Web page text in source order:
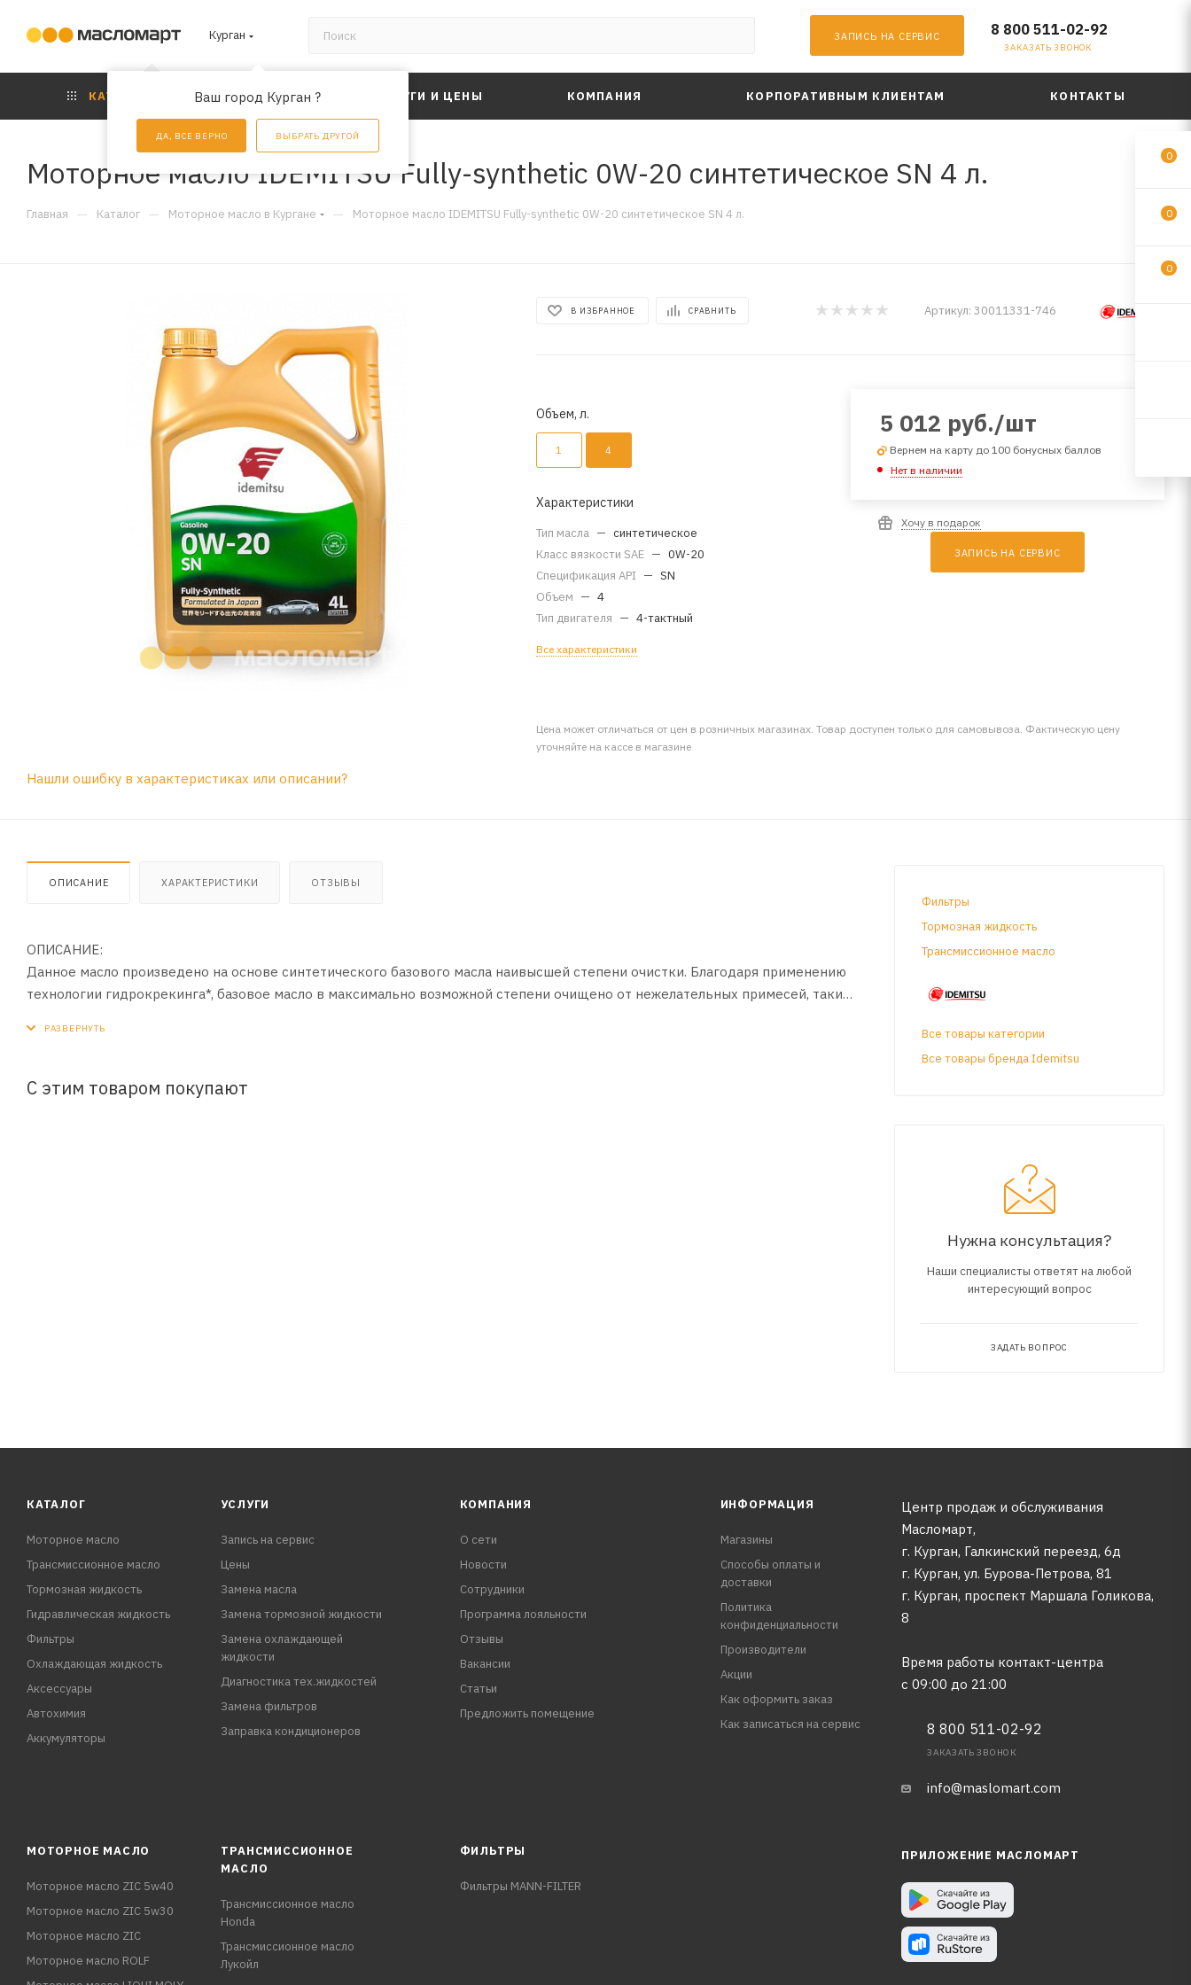
Курган
Ваш город Курган ?
ДА, ВСЕ ВЕРНО ВЫБРАТЬ ДРУГОЙ
ЗАПИСЬ НА СЕРВИС 8 800 511-02-92
ЗАКАЗАТЬ ЗВОНОК
КАТАЛОГ АКЦИИ УСЛУГИ И ЦЕНЫ КОМПАНИЯ КОРПОРАТИВНЫМ КЛИЕНТАМ КОНТАКТЫ
Моторное масло IDEMITSU Fully-synthetic 0W-20 синтетическое SN 4 л.
Главная — Каталог — Моторное масло в Кургане — Моторное масло IDEMITSU Fully-synthetic 0W-20 синтетическое SN 4 л.
В ИЗБРАННОЕ СРАВНИТЬ Артикул: 30011331-746
Объем, л.
1 4
Характеристики
Тип масла — синтетическое
Класс вязкости SAE — 0W-20
Спецификация API — SN
Объем — 4
Тип двигателя — 4-тактный
Все характеристики
5 012 руб./шт
Вернем на карту до 100 бонусных баллов
Нет в наличии
Хочу в подарок
ЗАПИСЬ НА СЕРВИС
Цена может отличаться от цен в розничных магазинах. Товар доступен только для самовывоза. Фактическую цену
уточняйте на кассе в магазине
Нашли ошибку в характеристиках или описании?
ОПИСАНИЕ ХАРАКТЕРИСТИКИ ОТЗЫВЫ
ОПИСАНИЕ:
Данное масло произведено на основе синтетического базового масла наивысшей степени очистки. Благодаря применению
технологии гидрокрекинга*, базовое масло в максимально возможной степени очищено от нежелательных примесей, таких
ПРИМЕНЕНИЕ:
С этим товаром покупают
Фильтры
Тормозная жидкость
Трансмиссионное масло
Все товары категории
Все товары бренда Idemitsu
Нужна консультация?
Наши специалисты ответят на любой
интересующий вопрос
ЗАДАТЬ ВОПРОС
КАТАЛОГ
Моторное масло
Трансмиссионное масло
Тормозная жидкость
Гидравлическая жидкость
Фильтры
Охлаждающая жидкость
Аксессуары
Автохимия
Аккумуляторы
УСЛУГИ
Запись на сервис
Цены
Замена масла
Замена тормозной жидкости
Замена охлаждающей
жидкости
Диагностика тех.жидкостей
Замена фильтров
Заправка кондиционеров
КОМПАНИЯ
О сети
Новости
Сотрудники
Программа лояльности
Отзывы
Вакансии
Статьи
Предложить помещение
ИНФОРМАЦИЯ
Магазины
Способы оплаты и
доставки
Политика
конфиденциальности
Производители
Акции
Как оформить заказ
Как записаться на сервис
Центр продаж и обслуживания
Масломарт,
г. Курган, Галкинский переезд, 6д
г. Курган, ул. Бурова-Петрова, 81
г. Курган, проспект Маршала Голикова,
8
Время работы контакт-центра
с 09:00 до 21:00
8 800 511-02-92
ЗАКАЗАТЬ ЗВОНОК
info@maslomart.com
МОТОРНОЕ МАСЛО
Моторное масло ZIC 5w40
Моторное масло ZIC 5w30
Моторное масло ZIC
Моторное масло ROLF
ТРАНСМИССИОННОЕ
МАСЛО
Трансмиссионное масло
Honda
Трансмиссионное масло
Лукойл
ФИЛЬТРЫ
Фильтры MANN-FILTER
ПРИЛОЖЕНИЕ МАСЛОМАРТ
0
0
0